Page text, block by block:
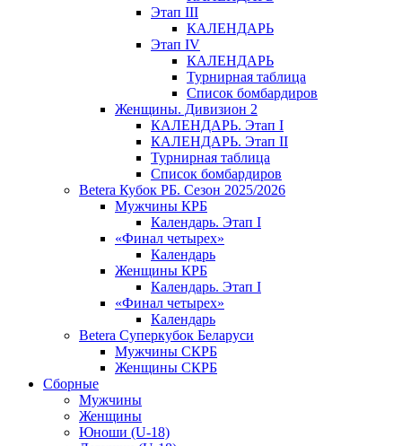
Этап III
КАЛЕНДАРЬ
Этап IV
КАЛЕНДАРЬ
Турнирная таблица
Список бомбардиров
Женщины. Дивизион 2
КАЛЕНДАРЬ. Этап I
КАЛЕНДАРЬ. Этап II
Турнирная таблица
Список бомбардиров
Betera Кубок РБ. Сезон 2025/2026
Мужчины КРБ
Календарь. Этап I
«Финал четырех»
Календарь
Женщины КРБ
Календарь. Этап I
«Финал четырех»
Календарь
Betera Суперкубок Беларуси
Мужчины СКРБ
Женщины СКРБ
Сборные
Мужчины
Женщины
Юноши (U-18)